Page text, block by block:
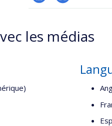
Page Autre
web
les médias